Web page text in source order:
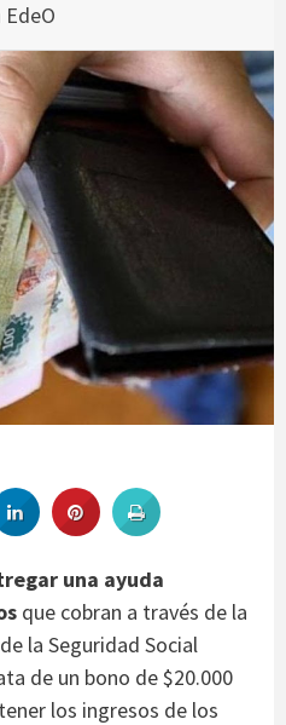
una ayuda
que cobran a través de la
la Seguridad Social
de un bono de $20.000
los ingresos de los